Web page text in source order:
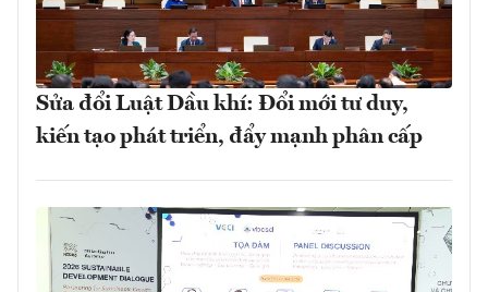
Sửa đổi Luật Dầu khí: Đổi mới tư duy,
kiến tạo phát triển, đẩy mạnh phân cấp